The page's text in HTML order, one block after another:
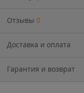
Отзывы 0
Доставка и оплата
Гарантия и возврат